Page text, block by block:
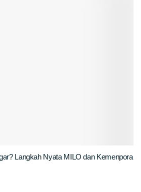
Langkah Nyata MILO dan Kemenpora